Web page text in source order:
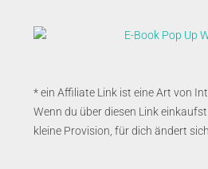
* ein Affiliate Link ist eine Art von
Wenn du über diesen Link
kleine Provision, für dich ändert